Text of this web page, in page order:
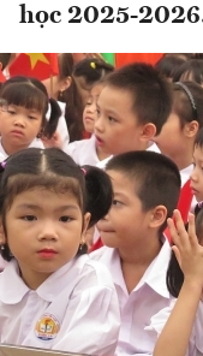
học 2025-